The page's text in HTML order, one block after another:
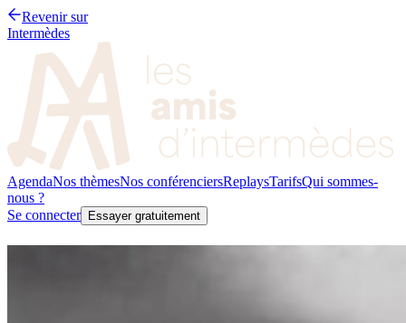
Revenir sur
Intermèdes
AgendaNos thèmesNos conférenciersReplaysTarifsQui sommes-
nous ?
Se connecter Essayer gratuitement